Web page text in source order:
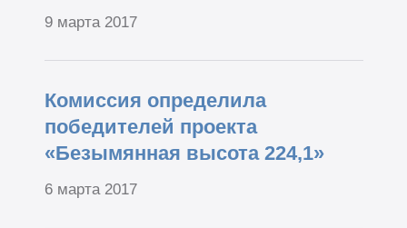
9 марта 2017
Комиссия определила
победителей проекта
«Безымянная высота 224,1»
6 марта 2017